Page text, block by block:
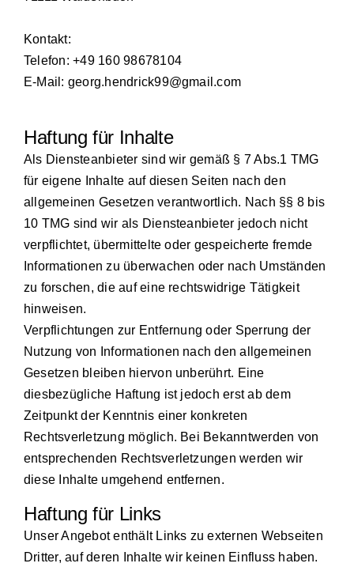
Kontakt:
Telefon: +49 160 98678104
E-Mail: georg.hendrick99@gmail.com
Haftung für Inhalte
Als Diensteanbieter sind wir gemäß § 7 Abs.1 TMG
für eigene Inhalte auf diesen Seiten nach den
allgemeinen Gesetzen verantwortlich. Nach §§ 8 bis
10 TMG sind wir als Diensteanbieter jedoch nicht
verpflichtet, übermittelte oder gespeicherte fremde
Informationen zu überwachen oder nach Umständen
zu forschen, die auf eine rechtswidrige Tätigkeit
hinweisen.
Verpflichtungen zur Entfernung oder Sperrung der
Nutzung von Informationen nach den allgemeinen
Gesetzen bleiben hiervon unberührt. Eine
diesbezügliche Haftung ist jedoch erst ab dem
Zeitpunkt der Kenntnis einer konkreten
Rechtsverletzung möglich. Bei Bekanntwerden von
entsprechenden Rechtsverletzungen werden wir
diese Inhalte umgehend entfernen.
Haftung für Links
Unser Angebot enthält Links zu externen Webseiten
Dritter, auf deren Inhalte wir keinen Einfluss haben.